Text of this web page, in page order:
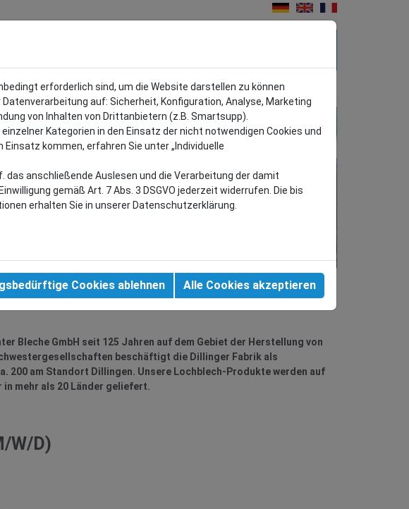
DEN FERTIGUNGSBEREICH
Bleche GmbH seit 125 Jahren auf dem Gebiet der Herstellung von
beschäftigt die Dillinger Fabrik als
200 am Standort Dillingen. Unsere Lochblech-Produkte werden auf
mehr als 20 Länder geliefert.
W/D)
erforderlich sind, um die Website darstellen zu können
auf: Sicherheit, Konfiguration, Analyse, Marketing
von Inhalten von Drittanbietern (z.B. Smartsupp).
Kategorien in den Einsatz der nicht notwendigen Cookies und
kommen, erfahren Sie unter „Individuelle
das anschließende Auslesen und die Verarbeitung der damit
gemäß Art. 7 Abs. 3 DSGVO jederzeit widerrufen. Die bis
erhalten Sie in unserer Datenschutzerklärung.
Cookies ablehnen Alle Cookies akzeptieren